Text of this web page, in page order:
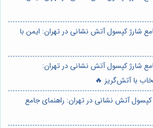
شارژ کپسول آتش نشانی در تهران: ایمن با
شارژ کپسول آتش نشانی در تهران:
با آتش‌گریز 🔥
کپسول آتش نشانی در تهران: راهنمای جامع